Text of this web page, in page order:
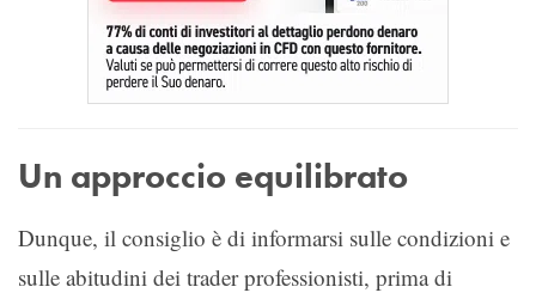
Un approccio equilibrato
Dunque, il consiglio è di informarsi sulle condizioni e
sulle abitudini dei trader professionisti, prima di